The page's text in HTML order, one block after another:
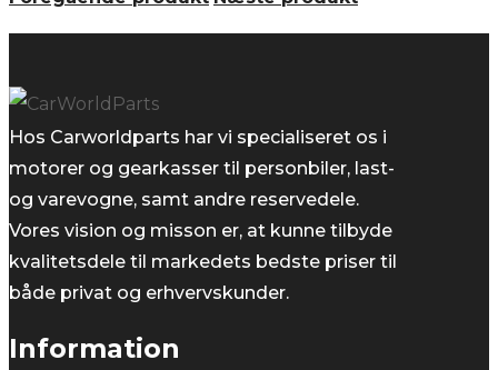
Hos Carworldparts har vi specialiseret os i
motorer og gearkasser til personbiler, last-
og varevogne, samt andre reservedele.
Vores vision og misson er, at kunne tilbyde
kvalitetsdele til markedets bedste priser til
både privat og erhvervskunder.
Information